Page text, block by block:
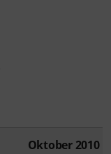
Oktober 2010